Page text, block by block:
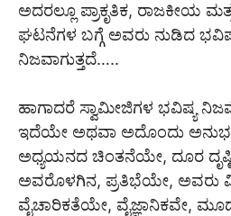
ಅದರಲ್ಲೂ ಪ್ರಾಕೃತಿಕ, ರಾಜಕೀಯ
ಘಟನೆಗಳ ಬಗ್ಗೆ ಅವರು ನುಡಿದ
ನಿಜವಾಗುತ್ತದೆ…..
ಹಾಗಾದರೆ ಸ್ವಾಮೀಜಿಗಳ ಭವಿಷ್ಯ
ಇದೆಯೇ ಅಥವಾ ಅದೊಂದು
ಅಧ್ಯಯನದ ಚಿಂತನೆಯೇ, ದೂರ
ಅವರೊಳಗಿನ, ಪ್ರತಿಭೆಯೇ, ಅವರು
ವೈಚಾರಿಕತೆಯೇ, ವೈಜ್ಞಾನಿಕವೇ,